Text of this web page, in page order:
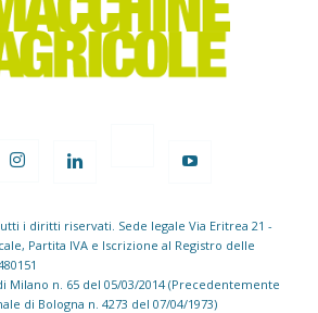
i diritti riservati. Sede legale Via Eritrea 21 -
Partita IVA e Iscrizione al Registro delle
Milano n. 65 del 05/03/2014 (Precedentemente
di Bologna n. 4273 del 07/04/1973)